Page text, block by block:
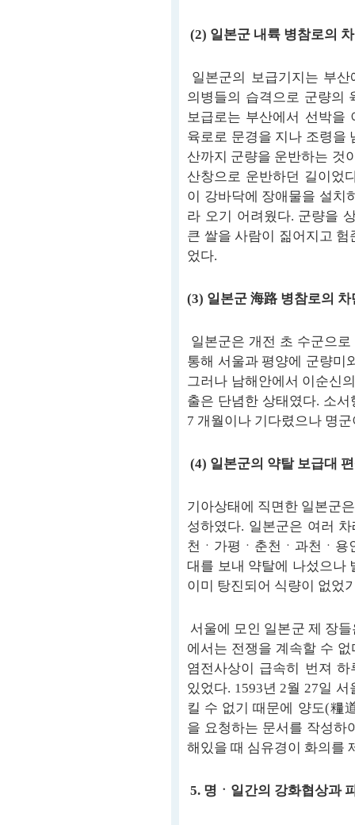
(2) 일본군 내륙 병참로의
일본군의 보급기지는 부
의병들의 습격으로 군량의
보급로는 부산에서 선박을
육로로 문경을 지나 조령을
산까지 군량을 운반하는 것
산창으로 운반하던 길이었
이 강바닥에 장애물을 설치
라 오기 어려웠다. 군량을
큰 쌀을 사람이 짊어지고
었다.
(3) 일본군 海路 병참로의 차
일본군은 개전 초 수군으
통해 서울과 평양에 군량미
그러나 남해안에서 이순신
출은 단념한 상태였다. 소
7 개월이나 기다렸으나 명
(4) 일본군의 약탈 보급대
기아상태에 직면한 일본군
성하였다. 일본군은 여러
천ㆍ가평ㆍ춘천ㆍ과천ㆍ
대를 보내 약탈에 나섰으나
이미 탕진되어 식량이 없었
서울에 모인 일본군 제 장
에서는 전쟁을 계속할 수
염전사상이 급속히 번져
있었다. 1593년 2월 27일
킬 수 없기 때문에 양도(糧
을 요청하는 문서를 작성하
해있을 때 심유경이 화의를
5. 명ㆍ일간의 강화협상과